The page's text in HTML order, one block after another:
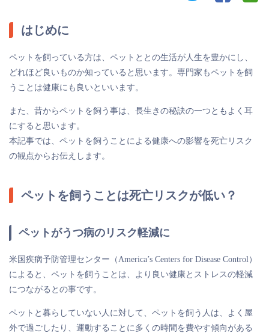
はじめに
ペットを飼っている方は、ペットととの生活が人生を豊かにし、
どれほど良いものか知っていると思います。専門家もペットを飼
うことは健康にも良いといいます。
また、昔からペットを飼う事は、長生きの秘訣の一つ ともよく耳
にすると思います。
本記事では、ペットを飼うことによる健康への影響を死亡リスク
の観点からお伝えします。
ペットを飼うことは死亡リスクが低い？
ペットがうつ病のリスク軽減に
米国疾病予防管理センター（America’s Centers for Disease Control）
によると、ペットを飼うことは、より良い健康とストレスの軽減
につながるとの事です。
ペットと暮らしていない人に対して、ペットを飼う人は、よく屋
外で過ごしたり、運動することに多くの時間を費やす傾向がある